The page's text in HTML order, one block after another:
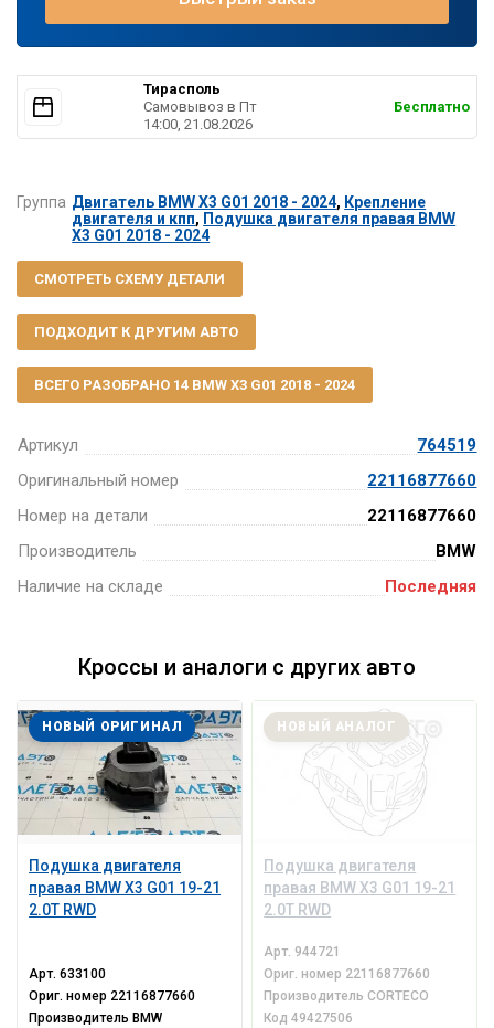
Артикул
764519
Оригинальный номер
22116877660
Номер на детали
22116877660
Производитель
BMW
Наличие на складе
Последняя
Тирасполь
Самовывоз в Пт
14:00, 21.08.2026
Бесплатно
Группа Двигатель BMW X3 G01 2018 - 2024, Крепление
двигателя и кпп, Подушка двигателя правая BMW
X3 G01 2018 - 2024
СМОТРЕТЬ СХЕМУ ДЕТАЛИ
ПОДХОДИТ К ДРУГИМ АВТО
ВСЕГО РАЗОБРАНО 14 BMW X3 G01 2018 - 2024
Кроссы и аналоги с других авто
Подушка двигателя
правая BMW X3 G01 19-21
2.0T RWD
НОВЫЙ ОРИГИНАЛ
Арт.633100
Ориг. номер 22116877660
Производитель BMW
Подушка двигателя
правая BMW X3 G01 19-21
2.0T RWD
НОВЫЙ АНАЛОГ
Арт. 944721
Ориг. номер 22116877660
Производитель CORTECO
Код49427506